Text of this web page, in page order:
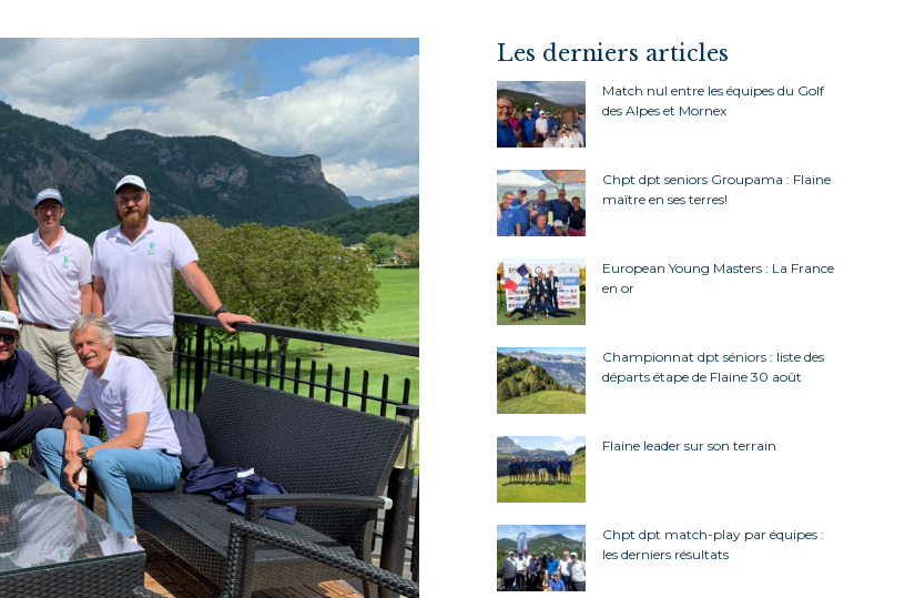
Les derniers articles
Match nul entre les équipes du Golf
des Alpes et Mornex
Chpt dpt seniors Groupama : Flaine
maître en ses terres!
European Young Masters : La France
en or
Championnat dpt séniors : liste des
départs étape de Flaine 30 août
Flaine leader sur son terrain
Chpt dpt match-play par équipes :
les derniers résultats